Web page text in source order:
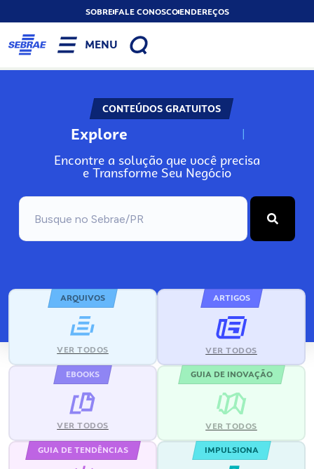
SOBREFALE CONOSCOENDEREÇOS
MENU
CONTEÚDOS GRATUITOS
Explore N
Encontre a solução que você precisa
e Transforme Seu Negócio
ARQUIVOS
VER TODOS
ARTIGOS
VER TODOS
EBOOKS
VER TODOS
GUIA DE INOVAÇÃO
VER TODOS
GUIA DE TENDÊNCIAS IMPULSIONA